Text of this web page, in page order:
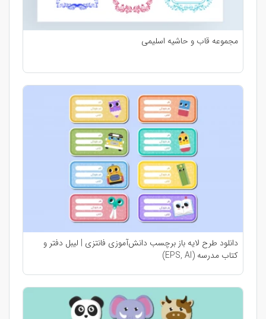
مجموعه قاب و حاشیه اسلیمی
دانلود طرح لایه باز برچسب دانش‌آموزی فانتزی | لیبل دفتر و
کتاب مدرسه (EPS, AI)